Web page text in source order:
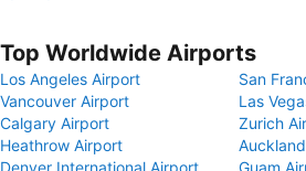
Top Worldwide Airports
Los Angeles Airport
San
Vancouver Airport
Las
Calgary Airport
Zurich
Heathrow Airport
Denver International Airport
Guam